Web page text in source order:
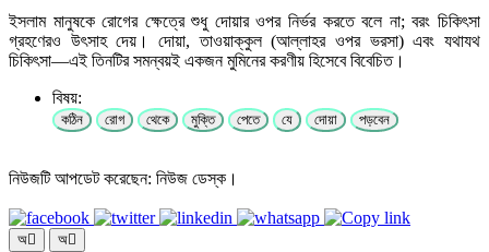
ইসলাম মানুষকে রোগের ক্ষেত্রে শুধু দোয়ার ওপর নির্ভর করতে বলে না; বরং চিকিৎসা
গ্রহণেরও উৎসাহ দেয়। দোয়া, তাওয়াক্কুল (আল্লাহর ওপর ভরসা) এবং যথাযথ
চিকিৎসা—এই তিনটির সমন্বয়ই একজন মুমিনের করণীয় হিসেবে বিবেচিত।
বিষয়:
কঠিন রোগ থেকে মুক্তি পেতে যে দোয়া পড়বেন
নিউজটি আপডেট করেছেন: নিউজ ডেস্ক।
অ অ